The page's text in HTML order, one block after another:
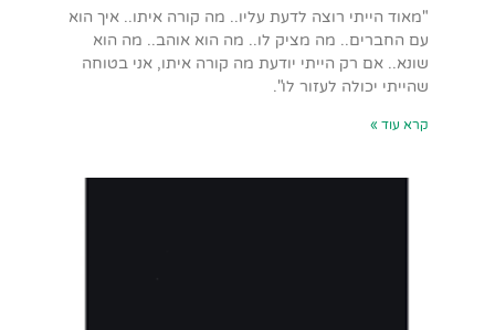
"מאוד הייתי רוצה לדעת עליו.. מה קורה איתו.. איך הוא
עם החברים.. מה מציק לו.. מה הוא אוהב.. מה הוא
שונא.. אם רק הייתי יודעת מה קורה איתו, אני בטוחה
שהייתי יכולה לעזור לו".
קרא עוד »